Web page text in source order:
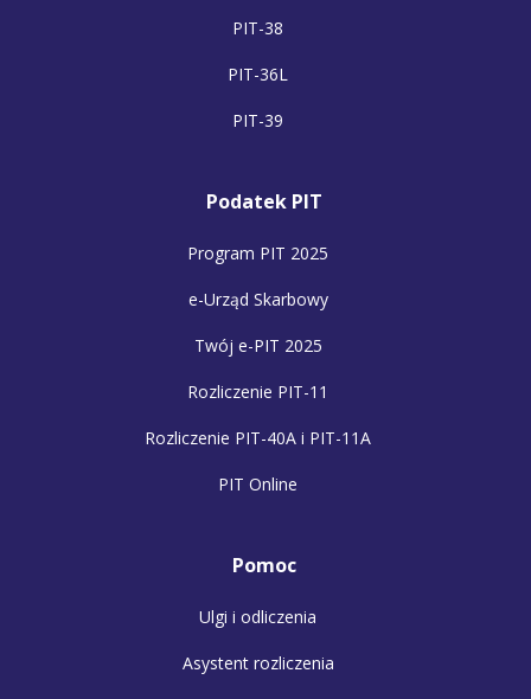
PIT-38
PIT-36L
PIT-39
Podatek PIT
Program PIT 2025
e-Urząd Skarbowy
Twój e-PIT 2025
Rozliczenie PIT-11
Rozliczenie PIT-40A i PIT-11A
PIT Online
Pomoc
Ulgi i odliczenia
Asystent rozliczenia